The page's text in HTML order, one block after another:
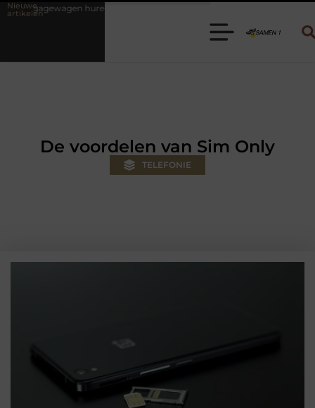
Nieuwe
artikelenKies de juiste aanhanger voor jouw klus
De voordelen van Sim Only
TELEFONIE